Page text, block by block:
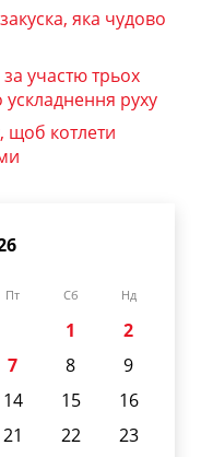
яка чудово
за участю трьох
руху
щоб котлети
Пт Сб Нд
1
2
7 8
9
14 15
16
21 22
23